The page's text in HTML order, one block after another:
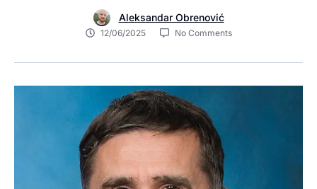
Aleksandar Obrenović
12/06/2025 No Comments